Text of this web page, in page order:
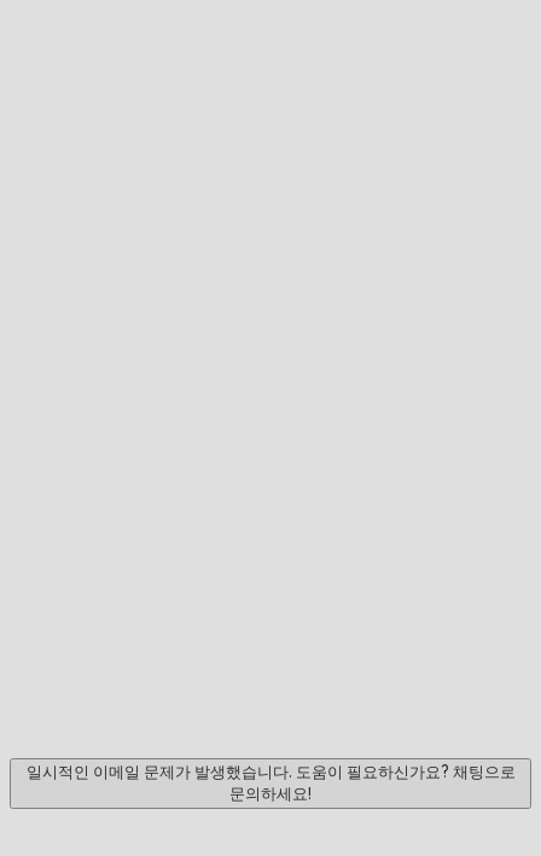
일시적인 이메일 문제가 발생했습니다. 도움이 필요하신가요? 채팅으로
문의하세요!